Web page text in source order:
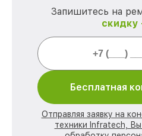
Запишитесь на
скидку
Бесплатная
Отправляя заявку на
техники Infratech,